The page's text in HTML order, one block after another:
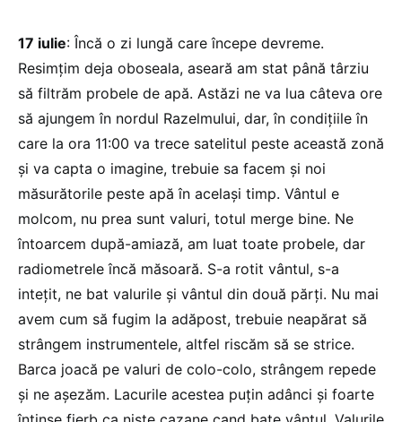
17 iulie: Încă o zi lungă care începe devreme.
Resimțim deja oboseala, aseară am stat până târziu
să filtrăm probele de apă. Astăzi ne va lua câteva ore
să ajungem în nordul Razelmului, dar, în condițiile în
care la ora 11:00 va trece satelitul peste această zonă
şi va capta o imagine, trebuie sa facem şi noi
măsurătorile peste apă în acelaşi timp. Vântul e
molcom, nu prea sunt valuri, totul merge bine. Ne
întoarcem după-amiază, am luat toate probele, dar
radiometrele încă măsoară. S-a rotit vântul, s-a
inteţit, ne bat valurile şi vântul din două părţi. Nu mai
avem cum să fugim la adăpost, trebuie neapărat să
strângem instrumentele, altfel riscăm să se strice.
Barca joacă pe valuri de colo-colo, strângem repede
şi ne așezăm. Lacurile acestea puţin adânci şi foarte